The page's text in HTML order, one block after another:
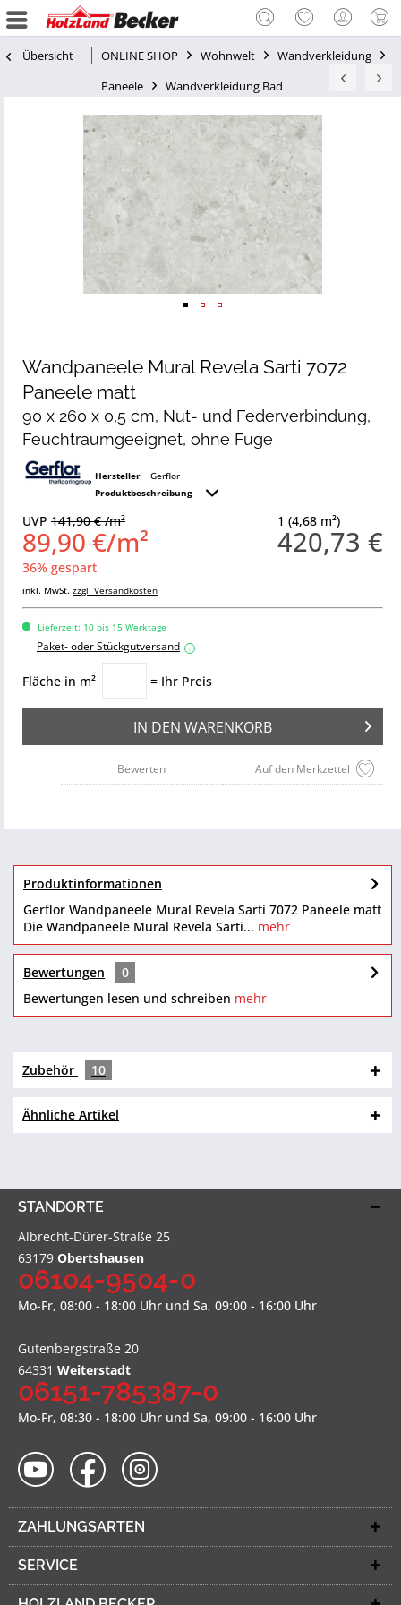
Übersicht ONLINE SHOP Wohnwelt
Wandverkleidung
Paneele
Wandverkleidung Bad
Wandpaneele Mural Revela Sarti 7072
Paneele matt
90 x 260 x 0,5 cm, Nut- und Federverbindung,
Feuchtraumgeeignet, ohne Fuge
Hersteller
Gerflor
Produktbeschreibung
1 (4,68 m²)
420,73 €
UVP 141,90 € /m²
89,90 €/m²
36% gespart
inkl. MwSt. zzgl. Versandkosten
Lieferzeit: 10 bis 15 Werktage
Paket- oder Stückgutversand i
Fläche in m² = Ihr Preis
IN DEN WARENKORB
Auf den Merkzettel
Bewerten
Produktinformationen
Gerflor Wandpaneele Mural Revela Sarti 7072 Paneele matt
Die Wandpaneele Mural Revela Sarti... mehr
Bewertungen
0
Bewertungen lesen und schreiben mehr
Zubehör 10
Ähnliche Artikel
STANDORTE
Albrecht-Dürer-Straße 25
63179 Obertshausen
06104-9504-0
Mo-Fr, 08:00 - 18:00 Uhr und Sa, 09:00 - 16:00 Uhr
Gutenbergstraße 20
64331 Weiterstadt
06151-785387-0
Mo-Fr, 08:30 - 18:00 Uhr und Sa, 09:00 - 16:00 Uhr
ZAHLUNGSARTEN
SERVICE